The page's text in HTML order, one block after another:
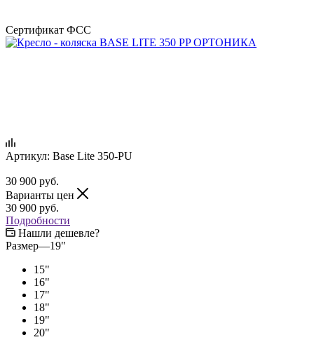
Сертификат ФСС
Артикул: Base Lite 350-PU
30 900 руб.
Варианты цен
30 900 руб.
Подробности
Нашли дешевле?
Размер—19"
15"
16"
17"
18"
19"
20"